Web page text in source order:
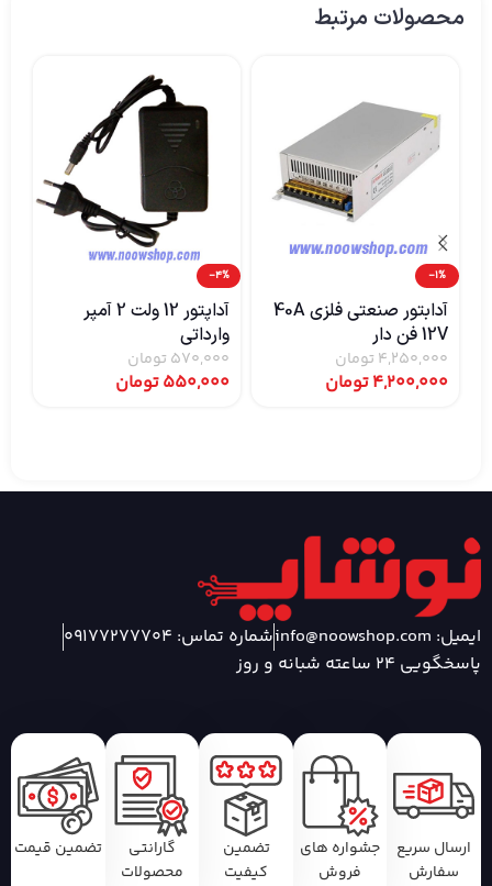
محصولات مرتبط
-1%
آدابتور صنعتی فلزی 40A
12V فن دار
4,250,000 تومان
4,200,000تومان
-4%
آداپتور 12 ولت 2 آمپر
وارداتی
570,000 تومان
550,000تومان
ایمیل: info@noowshop.com
شماره تماس: 09177277704
پاسخگویی 24 ساعته شبانه و روز
ارسال سریع
سفارش
جشواره های
فروش
تضمین
کیفیت
گارانتی
محصولات
تضمین قیمت